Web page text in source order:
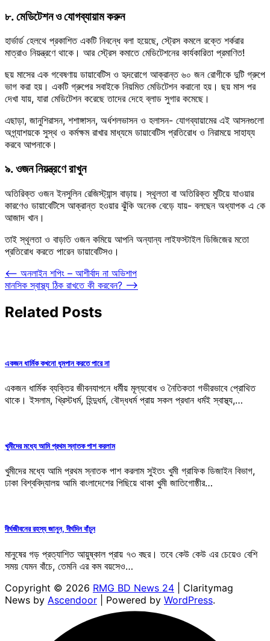
৮. মেডিটেশন ও যোগব্যায়াম করুন
হার্ভার্ড হেলথে প্রকাশিত একটি নিবন্ধে বলা হয়েছে, স্ট্রেস কমলে রক্তে শর্করার
মাত্রাও নিয়ন্ত্রণে থাকে। আর স্ট্রেস কমাতে মেডিটেশনের কার্যকারিতা প্রমাণিত!
ছয় মাসের এক গবেষণায় ডায়াবেটিস ও হৃদরোগে আক্রান্ত ৬০ জন রোগীকে দুটি গ্রুপে
ভাগ করা হয়। একটি গ্রুপের সবাইকে নিয়মিত মেডিটেশন করানো হয়। ছয় মাস পর
দেখা যায়, যারা মেডিটেশন করেছে তাদের দেহে ব্লাড সুগার কমেছে।
এছাড়া, জানুশিরাসন, শশাঙ্গাসন, অর্ধশলভাসন ও হলাসন- যোগব্যায়ামের এই আসনগুলো
অগ্ন্যাশয়কে সুস্থ ও কর্মক্ষম রাখার মাধ্যমে ডায়াবেটিস প্রতিরোধ ও নিরাময়ে সাহায্য
করবে আপনাকে।
৯. ওজন নিয়ন্ত্রণে রাখুন
অতিরিক্ত ওজন ইনসুলিন রেজিস্ট্যান্স বাড়ায়। স্থূলতা বা অতিরিক্ত মুটিয়ে যাওয়ার
কারণেও ডায়াবেটিসে আক্রান্ত হওয়ার ঝুঁকি অনেক বেড়ে যায়- বলছেন অধ্যাপক এ কে
আজাদ খান।
তাই স্থূলতা ও বাড়তি ওজন কমিয়ে আপনি অন্যান্য লাইফস্টাইল ডিজিজের মতো
প্রতিরোধ করতে পারেন ডায়াবেটিসও।
Post
navigation
⟵ অনলাইন শপিং – আশীর্বাদ না অভিশাপ
মানসিক স্বাস্থ্য ঠিক রাখতে কী করবেন? ⟶
Related Posts
একজন ধার্মিক কখনো ধূমপান করতে পারে না
একজন ধার্মিক ব্যক্তির জীবনযাপনে ধর্মীয় মূল্যবোধ ও নৈতিকতা গভীরভাবে প্রোথিত
থাকে। ইসলাম, খ্রিস্টধর্ম, হিন্দুধর্ম, বৌদ্ধধর্ম প্রায় সকল প্রধান ধর্মই স্বাস্থ্য,…
খুমীদের মধ্যে আমি প্রথম স্নাতক পাশ করলাম
খুমীদের মধ্যে আমি প্রথম স্নাতক পাশ করলাম সুইতং খুমী গ্রাফিক ডিজাইন বিভাগ,
ঢাকা বিশ্ববিদ্যালয় আমি বাংলাদেশের পিছিয়ে থাকা খুমী জাতিগোষ্ঠীর…
দীর্ঘজীবনের রহস্য জানুন, দীর্ঘদিন বাঁচুন
মানুষের গড় প্রত্যাশিত আয়ুষ্কাল প্রায় ৭৩ বছর। তবে কেউ কেউ এর চেয়েও বেশি
সময় যেমন বাঁচে, তেমনি এর কম বয়সেও…
Copyright © 2026 RMG BD News 24 | Claritymag
News by Ascendoor | Powered by WordPress.